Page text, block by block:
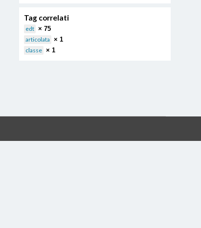
Tag correlati
edt × 75
articolata × 1
classe × 1